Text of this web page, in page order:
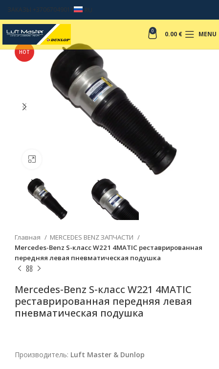
ЗАКАЗЫ +37067049017 RU
0 0.00 € MENU
HOT
Главная
MERCEDES BENZ ЗАПЧАСТИ
Mercedes-Benz S-класс W221 4MATIC реставрированная
передняя левая пневматическая подушка
Mercedes-Benz S-класс W221 4MATIC
реставрированная передняя левая
пневматическая подушка
Производитель: Luft Master & Dunlop